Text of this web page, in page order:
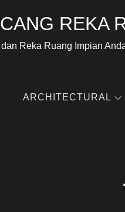
REKA
Reka Ruang Impian
ARCHITECTURAL